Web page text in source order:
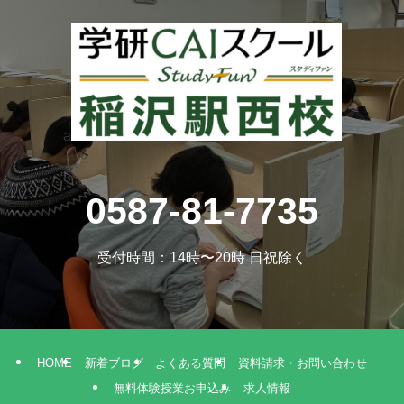
a
0587-81-7735
受付時間：14時〜20時 日祝除く
HOME 新着ブログ よくある質問
資料請求・お問い合わせ
無料体験授業お申込み
求人情報